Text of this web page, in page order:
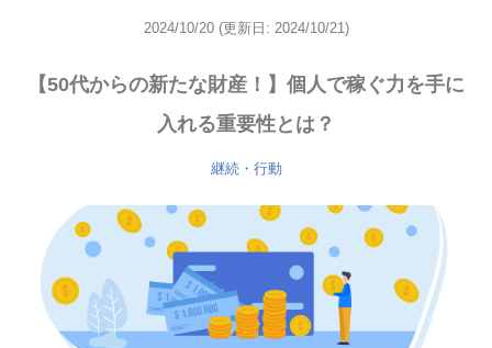
2024/10/20 (更新日: 2024/10/21)
【50代からの新たな財産！】個人で稼ぐ力を手に
入れる重要性とは？
継続・行動